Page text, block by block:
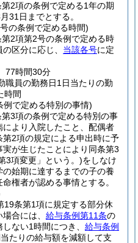
2項の条例で定める1年の期
31日までとする。
の条例で定める時間)
2項第2号の条例で定める時
区分に応じ、 当該各号に定
77時間30分
員の勤務日1日当たりの勤
時間
で定める特別の事情)
3項の条例で定める特別の事
より入院したこと、配偶者
2項の規定による申出時に予
が生じたことにより同条第3
3項変更」という。)をしなけ
始期に達するまでの子の養
権者が認める事情とする。
19条第1項に規定する部分休
合には、 給与条例第11条の
ない1時間につき、 給与条例
たりの給与額を減額して支